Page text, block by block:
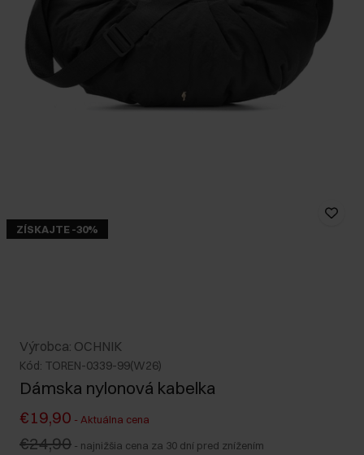
ZÍSKAJTE -30%
Výrobca: OCHNIK
Kód: TOREN-0339-99(W26)
Dámska nylonová kabelka
€19,90 - Aktuálna cena
€24,90 - najnižšia cena za 30 dní pred znížením